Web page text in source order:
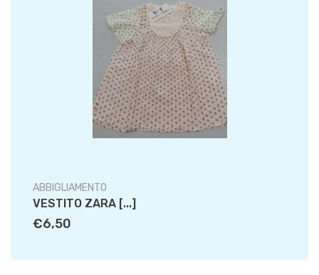
ABBIGLIAMENTO
VESTITO ZARA [...]
€6,50